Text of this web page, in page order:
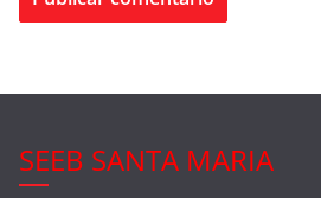
SEEB SANTA MARIA